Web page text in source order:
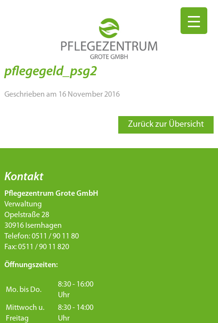
pflegegeld_psg2
Geschrieben am 16 November 2016
Zurück zur Übersicht
Kontakt
Pflegezentrum Grote GmbH
Verwaltung
Opelstraße 28
30916 Isernhagen
Telefon: 0511 / 90 11 80
Fax: 0511 / 90 11 820
Öffnungszeiten:
Mo. bis Do.
8:30 - 16:00
Uhr
Mittwoch u.
Freitag
8:30 - 14:00
Uhr